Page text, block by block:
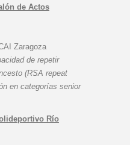
de Actos
Zaragoza
de repetir
(RSA repeat
en categorías senior
Río